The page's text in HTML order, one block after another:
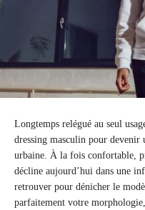
Longtemps relégué au seul
dressing masculin pour
urbaine. À la fois confortable,
décline aujourd’hui dans une
retrouver pour dénicher le
parfaitement votre